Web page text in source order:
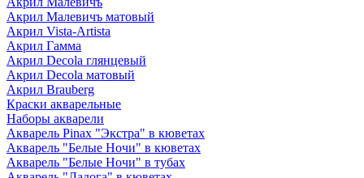
Акрил Малевичъ матовый
Акрил Vista-Artista
Акрил Гамма
Акрил Decola глянцевый
Акрил Decola матовый
Акрил Brauberg
Краски акварельные
Наборы акварели
Акварель Pinax "Экстра" в кюветах
Акварель "Белые Ночи" в кюветах
Акварель "Белые Ночи" в тубах